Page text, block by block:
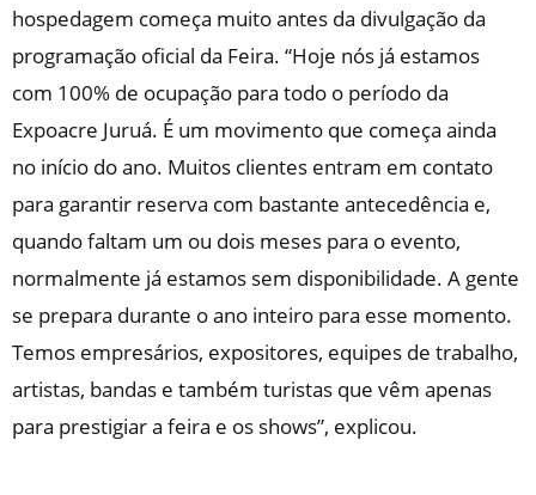
hospedagem começa muito antes da divulgação da
programação oficial da Feira. “Hoje nós já estamos
com 100% de ocupação para todo o período da
Expoacre Juruá. É um movimento que começa ainda
no início do ano. Muitos clientes entram em contato
para garantir reserva com bastante antecedência e,
quando faltam um ou dois meses para o evento,
normalmente já estamos sem disponibilidade. A gente
se prepara durante o ano inteiro para esse momento.
Temos empresários, expositores, equipes de trabalho,
artistas, bandas e também turistas que vêm apenas
para prestigiar a feira e os shows”, explicou.